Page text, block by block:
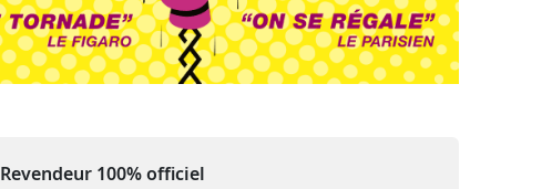
Revendeur 100% officiel